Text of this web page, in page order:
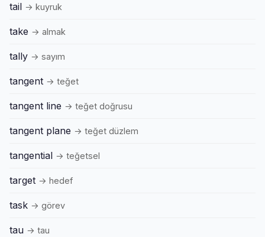
tail → kuyruk
take → almak
tally → sayım
tangent → teğet
tangent line → teğet doğrusu
tangent plane → teğet düzlem
tangential → teğetsel
target → hedef
task → görev
tau → tau